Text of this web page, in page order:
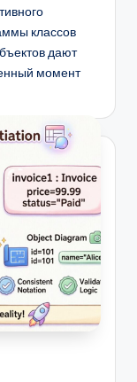
классов
дают
момент